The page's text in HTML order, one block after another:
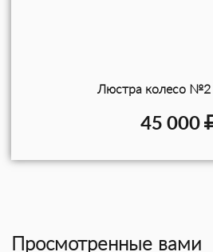
Люстра колесо №2
45 000
Просмотренные вами